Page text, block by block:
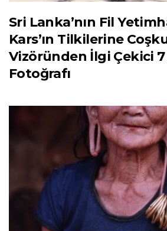
Sri Lanka’nın Fil
Kars’ın Tilkilerine
Vizöründen İlgi Çekici 7
Fotoğrafı